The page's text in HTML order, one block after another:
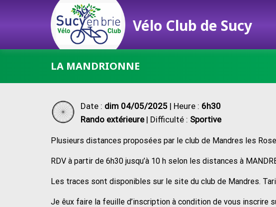
Vélo Club de Sucy
LA MANDRIONNE
Date : dim 04/05/2025 | Heure : 6h30
Rando extérieure| Difficulté : Sportive
Plusieurs distances proposées par le club de Mandres les
RDV à partir de 6h30 jusqu’à 10 h selon les distances à
Les traces sont disponibles sur le site du club de Mandres.
Je êux faire la feuille d’inscription à condition de vous inscrire